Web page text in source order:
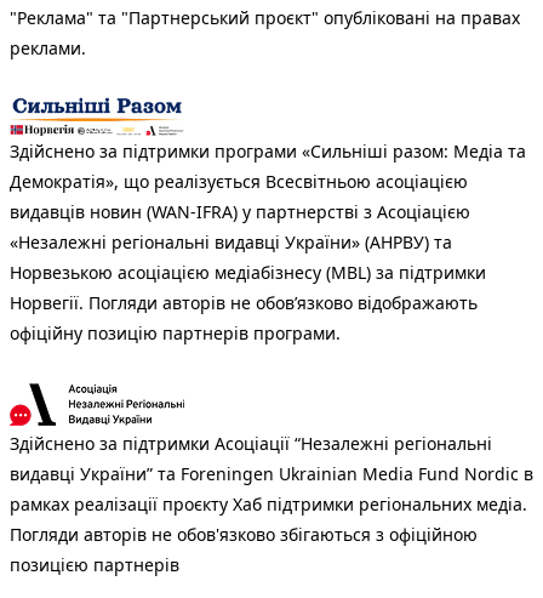
"Реклама" та "Партнерський проєкт" опубліковані на правах
реклами.
Здійснено за підтримки програми «Сильніші разом: Медіа та
Демократія», що реалізується Всесвітньою асоціацією
видавців новин (WAN-IFRA) у партнерстві з Асоціацією
«Незалежні регіональні видавці України» (АНРВУ) та
Норвезькою асоціацією медіабізнесу (MBL) за підтримки
Норвегії. Погляди авторів не обов’язково відображають
офіційну позицію партнерів програми.
Здійснено за підтримки Асоціації “Незалежні регіональні
видавці України” та Foreningen Ukrainian Media Fund Nordic в
рамках реалізації проєкту Хаб підтримки регіональних медіа.
Погляди авторів не обов'язково збігаються з офіційною
позицією партнерів